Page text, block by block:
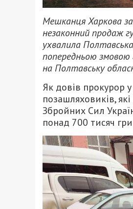
Мешканця Харкова
незаконний продаж
ухвалила
попередньою змовою
на Полтавську
Як довів прокурор
позашляховиків,
Збройних Сил
понад 700 тисяч